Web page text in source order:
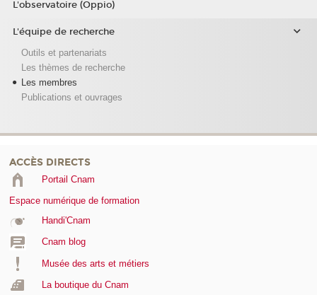
L'observatoire (Oppio)
L'équipe de recherche
Outils et partenariats
Les thèmes de recherche
Les membres
Publications et ouvrages
ACCÈS DIRECTS
Portail Cnam
Espace numérique de formation
Handi'Cnam
Cnam blog
Musée des arts et métiers
La boutique du Cnam